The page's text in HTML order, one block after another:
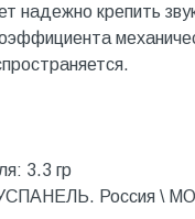
надежно крепить
3.3 гр
Россия \